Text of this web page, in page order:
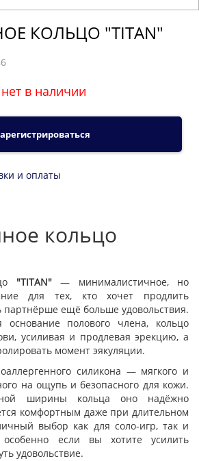
КОЛЬЦО "TITAN"
в наличии
и оплаты
кольцо
"TITAN"— минималистичное, но
для тех, кто хочет продлить
ещё больше удовольствия.
основание полового члена, кольцо
усиливая и продлевая эрекцию, а
момент эякуляции.
силикона — мягкого и
на ощупь и безопасного для кожи.
ширины кольца оно надёжно
комфортным даже при длительном
выбор как для соло-игр, так и
если вы хотите усилить
удовольствие.